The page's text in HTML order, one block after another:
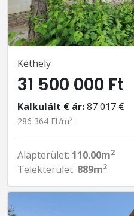
Kéthely
31 500 000 Ft
Kalkulált € ár:87 017 €
286 364 Ft/m2
Alapterület: 110.00m2
Telekterület: 889m2